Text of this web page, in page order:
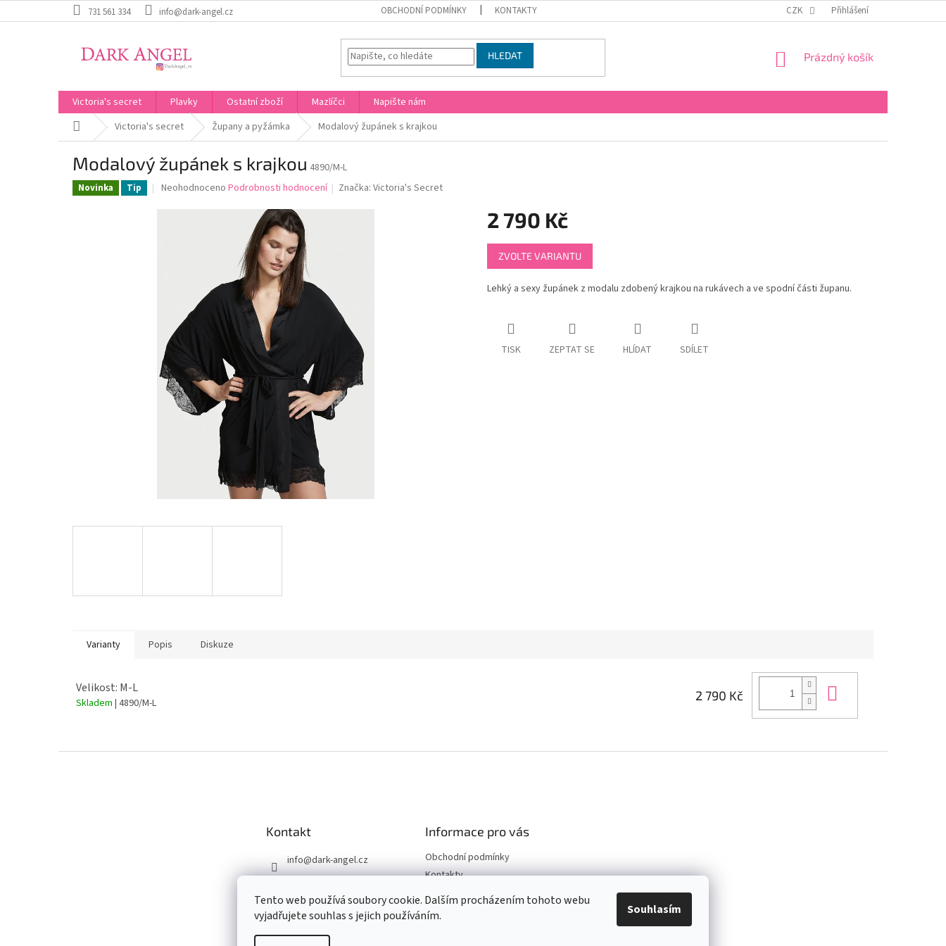
Tento web používá soubory cookie. Dalším procházením tohoto webu
vyjadřujete souhlas s jejich používáním.
Souhlasím
na
731 561 334 info@dark-angel.cz OBCHODNÍ PODMÍNKY KONTAKTY CZK Přihlášení
HLEDAT
NÁKUPNÍ
Prázdný košík
Victoria's secret Plavky Ostatní zboží Mazlíčci
Napište nám
Domů Victoria's secret Župany a pyžámka Modalový župánek s krajkou
Modalový župánek s krajkou 4890/M-L
Novinka Tip
Průměrné
produktu
Neohodnoceno Podrobnosti hodnocení Značka:Victoria's Secret
2 790 Kč
Měrná
cena:
ZVOLTE VARIANTU
Lehký a sexy župánek z modalu zdobený krajkou na rukávech a ve spodní části županu.
TISK ZEPTAT SE HLÍDAT SDÍLET
Varianty Popis Diskuze
Velikost: M-L
Skladem | 4890/M-L
2 790 Kč
Kontakt
info@dark-angel.cz
731 561 334
Informace pro vás
Obchodní podmínky
Kontakty